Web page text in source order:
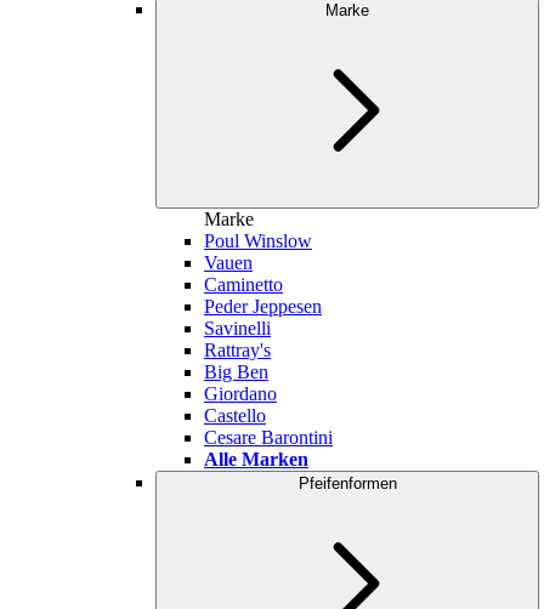
Marke
Marke
Poul Winslow
Vauen
Caminetto
Peder Jeppesen
Savinelli
Rattray's
Big Ben
Giordano
Castello
Cesare Barontini
Alle Marken
Pfeifenformen